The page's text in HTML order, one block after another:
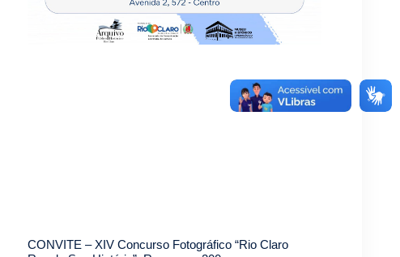
CONVITE – XIV Concurso Fotográfico “Rio Claro